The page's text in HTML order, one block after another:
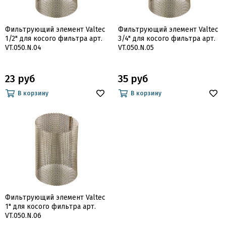
Фильтрующий элемент Valtec
1/2" для косого фильтра арт.
VT.050.N.04
23 руб
В корзину
Фильтрующий элемент Valtec
3/4" для косого фильтра арт.
VT.050.N.05
35 руб
В корзину
Фильтрующий элемент Valtec
1" для косого фильтра арт.
VT.050.N.06